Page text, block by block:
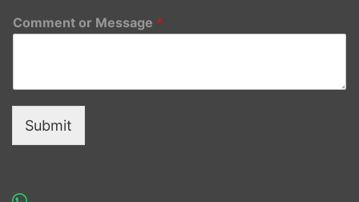
Comment or Message *
Submit